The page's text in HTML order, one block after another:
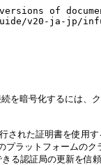
of
v20-ja-jp/
号化するには、ク
れた証明書を使用
ットフォームのク
る認証局の更新を信頼